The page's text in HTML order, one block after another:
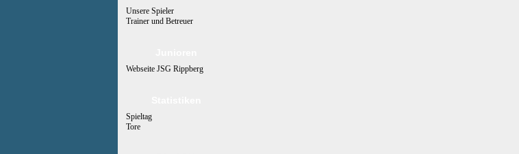
Unsere Spieler
Trainer und Betreuer
Webseite JSG Rippberg
Spieltag
Tore